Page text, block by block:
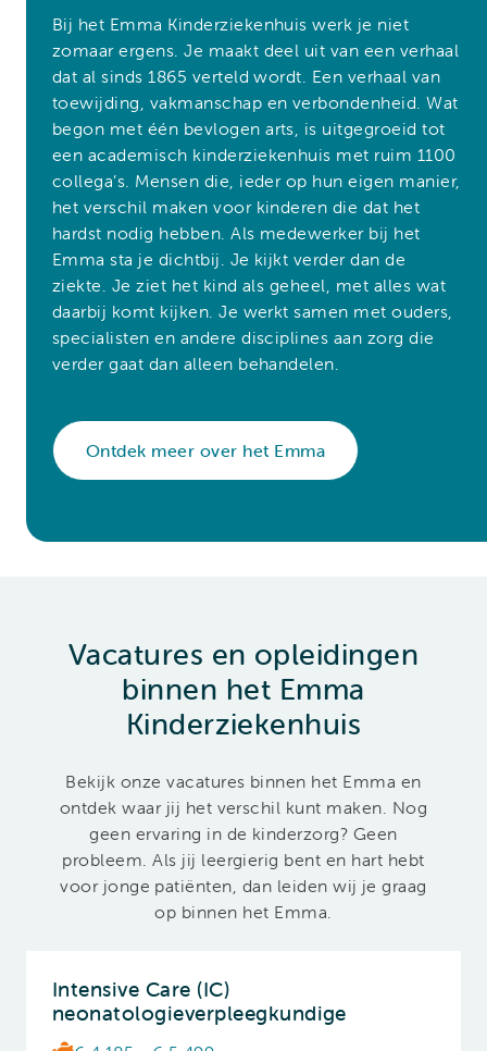
Bij het Emma Kinderziekenhuis werk je niet
zomaar ergens. Je maakt deel uit van een verhaal
dat al sinds 1865 verteld wordt. Een verhaal van
toewijding, vakmanschap en verbondenheid. Wat
begon met één bevlogen arts, is uitgegroeid tot
een academisch kinderziekenhuis met ruim 1100
collega’s. Mensen die, ieder op hun eigen manier,
het verschil maken voor kinderen die dat het
hardst nodig hebben.Als medewerker bij het
Emma sta je dichtbij. Je kijkt verder dan de
ziekte. Je ziet het kind als geheel, met alles wat
daarbij komt kijken. Je werkt samen met ouders,
specialisten en andere disciplines aan zorg die
verder gaat dan alleen behandelen.
Ontdek meer over het Emma
Vacatures en opleidingen
binnen het Emma
Kinderziekenhuis
Bekijk onze vacatures binnen het Emma en
ontdek waar jij het verschil kunt maken. Nog
geen ervaring in de kinderzorg? Geen
probleem. Als jij leergierig bent en hart hebt
voor jonge patiënten, dan leiden wij je graag
op binnen het Emma.
Intensive Care (IC)
neonatologieverpleegkundige